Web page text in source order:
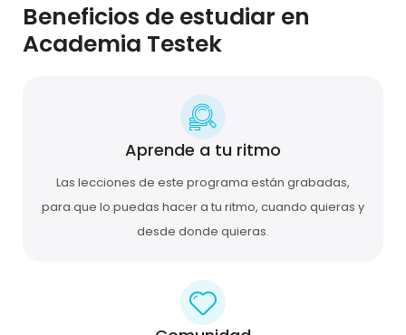
Beneficios de estudiar en
Academia Testek
Aprende a tu ritmo
Las lecciones de este programa están grabadas,
para que lo puedas hacer a tu ritmo, cuando quieras y
desde donde quieras.